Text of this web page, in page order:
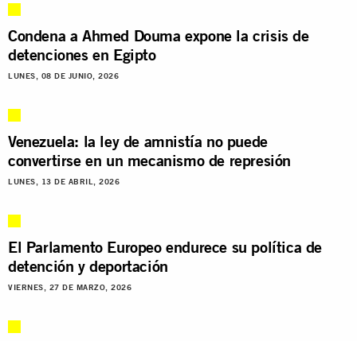
Condena a Ahmed Douma expone la crisis de
detenciones en Egipto
LUNES, 08 DE JUNIO, 2026
Venezuela: la ley de amnistía no puede
convertirse en un mecanismo de represión
LUNES, 13 DE ABRIL, 2026
El Parlamento Europeo endurece su política de
detención y deportación
VIERNES, 27 DE MARZO, 2026